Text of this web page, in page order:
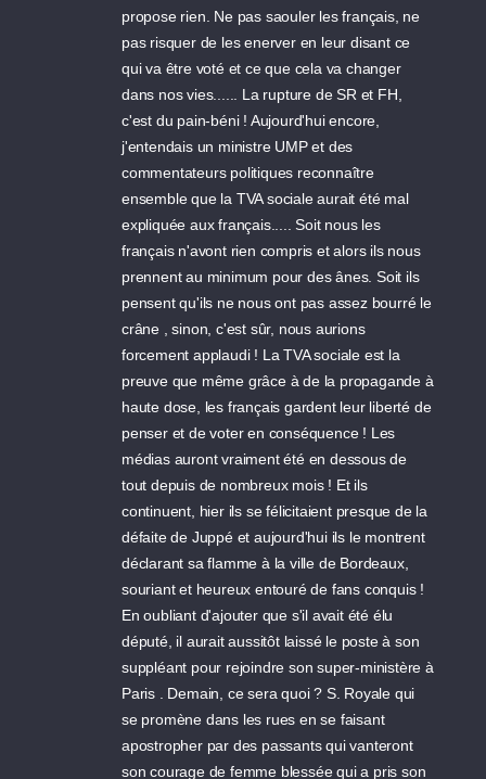
propose rien. Ne pas saouler les français, ne
pas risquer de les enerver en leur disant ce
qui va être voté et ce que cela va changer
dans nos vies...... La rupture de SR et FH,
c'est du pain-béni ! Aujourd'hui encore,
j'entendais un ministre UMP et des
commentateurs politiques reconnaître
ensemble que la TVA sociale aurait été mal
expliquée aux français..... Soit nous les
français n'avont rien compris et alors ils nous
prennent au minimum pour des ânes. Soit ils
pensent qu'ils ne nous ont pas assez bourré le
crâne , sinon, c'est sûr, nous aurions
forcement applaudi ! La TVA sociale est la
preuve que même grâce à de la propagande à
haute dose, les français gardent leur liberté de
penser et de voter en conséquence ! Les
médias auront vraiment été en dessous de
tout depuis de nombreux mois ! Et ils
continuent, hier ils se félicitaient presque de la
défaite de Juppé et aujourd'hui ils le montrent
déclarant sa flamme à la ville de Bordeaux,
souriant et heureux entouré de fans conquis !
En oubliant d'ajouter que s'il avait été élu
député, il aurait aussitôt laissé le poste à son
suppléant pour rejoindre son super-ministère à
Paris . Demain, ce sera quoi ? S. Royale qui
se promène dans les rues en se faisant
apostropher par des passants qui vanteront
son courage de femme blessée qui a pris son